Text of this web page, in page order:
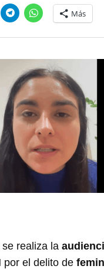
Más
se realiza la
por el delito de